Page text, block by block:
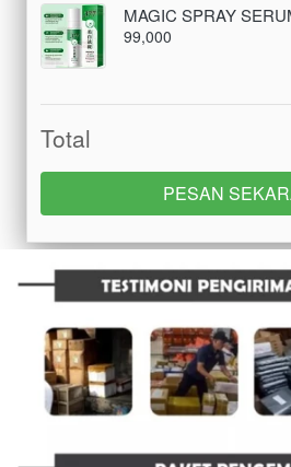
MAGIC SPRAY
99,000
Total
`PESAN